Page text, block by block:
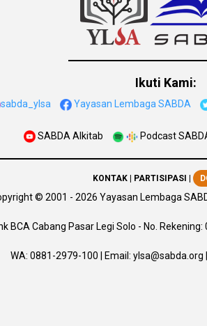
Ikuti Kami:
sabda_ylsa Yayasan Lembaga SABDA
SABDA Alkitab Podcast
KONTAK| PARTISIPASI |
© 2001 - 2026 Yayasan Lembaga
BCA Cabang Pasar Legi Solo - No.
WA: 0881-2979-100 | Email: ylsa@sabda.org